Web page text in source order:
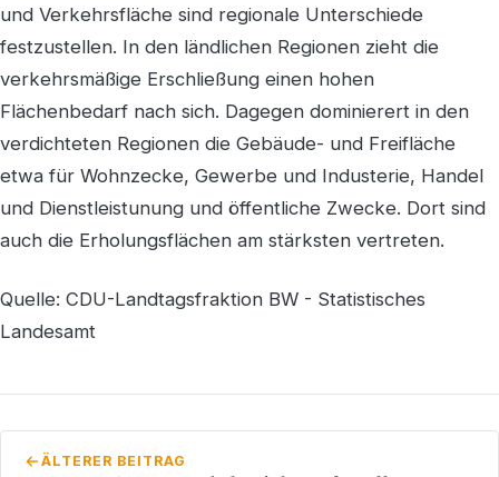
und Verkehrsfläche sind regionale Unterschiede
festzustellen. In den ländlichen Regionen zieht die
verkehrsmäßige Erschließung einen hohen
Flächenbedarf nach sich. Dagegen dominierert in den
verdichteten Regionen die Gebäude- und Freifläche
etwa für Wohnzecke, Gewerbe und Industerie, Handel
und Dienstleistunung und öffentliche Zwecke. Dort sind
auch die Erholungsflächen am stärksten vertreten.
Quelle: CDU-Landtagsfraktion BW - Statistisches
Landesamt
ÄLTERER BEITRAG